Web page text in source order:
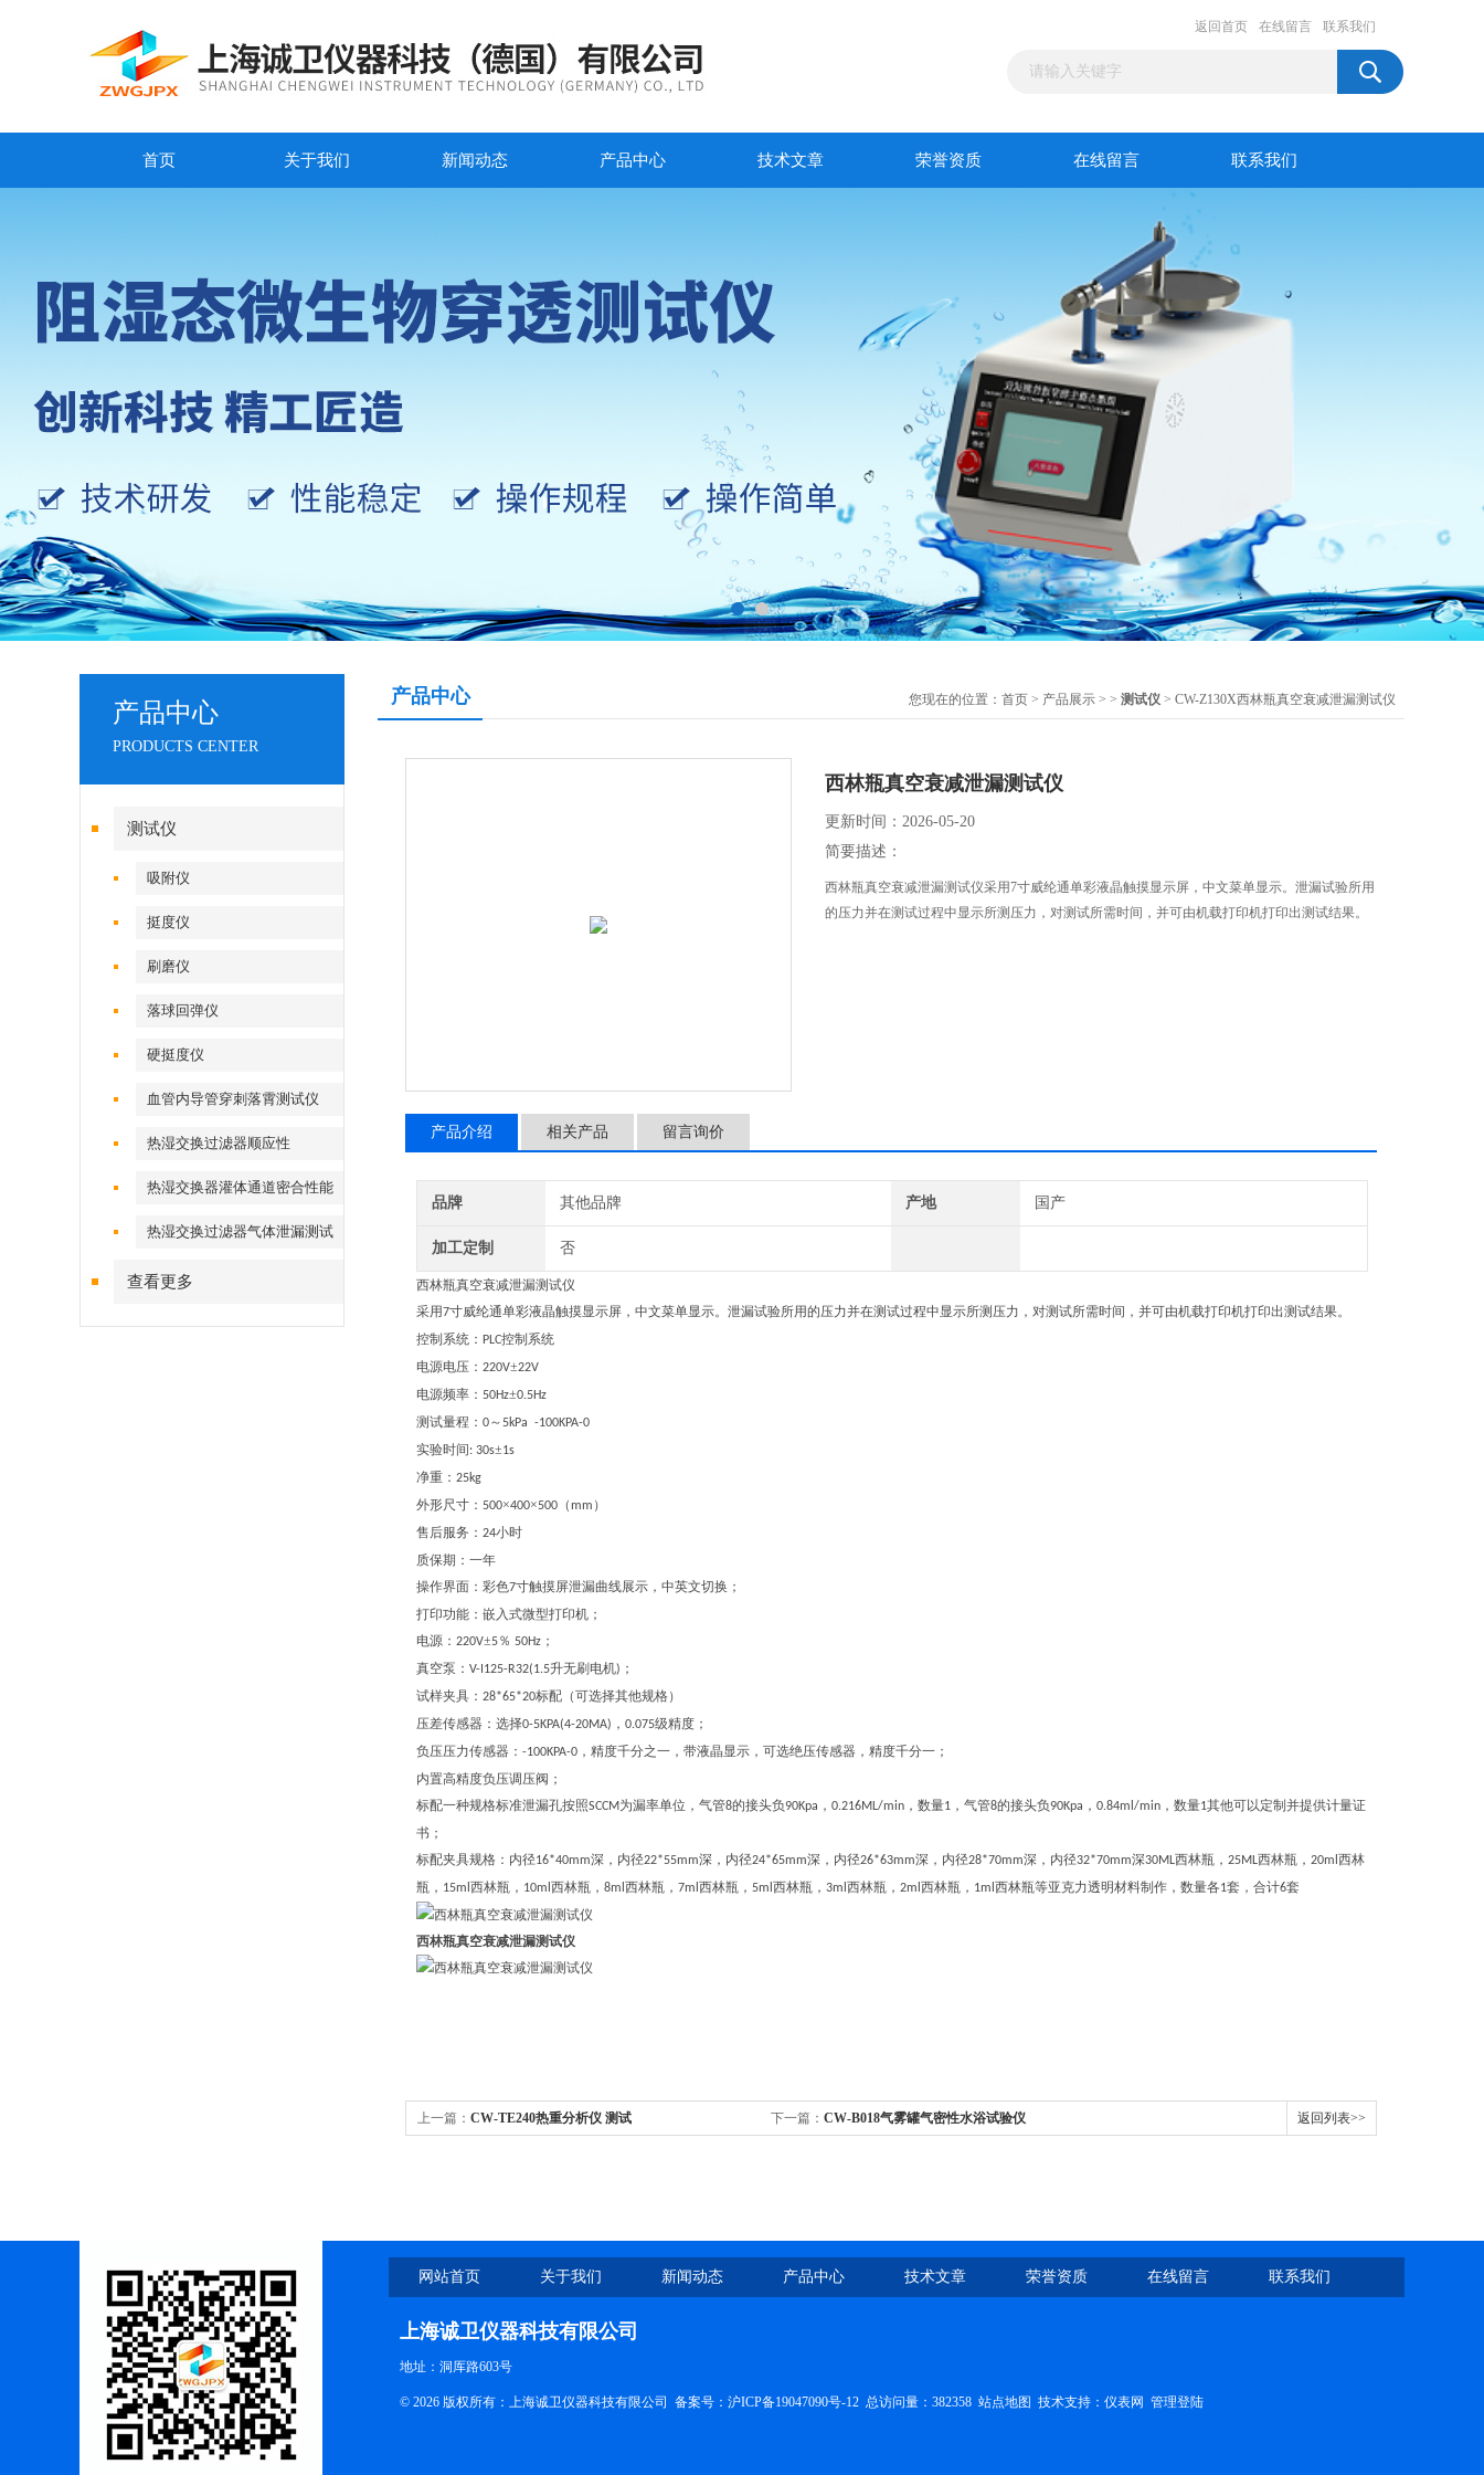
返回首页 在线留言 联系我们
首页 关于我们 新闻动态 产品中心 技术文章 荣誉资质 在线留言 联系我们
产品中心
PRODUCTS CENTER
测试仪
吸附仪
挺度仪
刷磨仪
落球回弹仪
硬挺度仪
血管内导管穿刺落霄测试仪
热湿交换过滤器顺应性
热湿交换器灌体通道密合性能
热湿交换过滤器气体泄漏测试
查看更多
产品中心 您现在的位置： 首页 > 产品展示 > > 测试仪 > CW-Z130X西林瓶真空衰减泄漏测试仪
西林瓶真空衰减泄漏测试仪
更新时间：2026-05-20
简要描述：
西林瓶真空衰减泄漏测试仪采用7寸威纶通单彩液晶触摸显示屏，中文菜单显示。泄漏试验所用
的压力并在测试过程中显示所测压力，对测试所需时间，并可由机载打印机打印出测试结果。
产品介绍 相关产品 留言询价
品牌 其他品牌 产地 国产
加工定制 否
西林瓶真空衰减泄漏测试仪
采用7寸威纶通单彩液晶触摸显示屏，中文菜单显示。泄漏试验所用的压力并在测试过程中显示所测压力，对测试所需时间，并可由机载打印机打印出测试结果。
控制系统： PLC控制系统
电源电压： 220V±22V
电源频率： 50Hz±0.5Hz
测试量程： 0～5kPa -100KPA-0
实验时间 : 30s±1s
净重： 25kg
外形尺寸： 500×400×500 （mm ）
售后服务： 24小时
质保期：一年
操作界面：彩色7寸触摸屏泄漏曲线展示，中英文切换；
打印功能：嵌入式微型打印机；
电源： 220V±5％ 50Hz ；
真空泵： V-I125-R32(1.5升无刷电机) ；
试样夹具： 28*65*20标配（可选择其他规格）
压差传感器：选择0-5KPA(4-20MA) ， 0.075级精度；
负压压力传感器： -100KPA-0 ，精度千分之一，带液晶显示，可选绝压传感器，精度千分一；
内置高精度负压调压阀；
标配一种规格标准泄漏孔按照SCCM为漏率单位，气管8的接头负90Kpa ， 0.216ML/min ，数量1 ，气管8的接头负90Kpa ， 0.84ml/min ，数量1其他可以定制并提供计量证
书；
标配夹具规格：内径16*40mm深，内径22*55mm深，内径24*65mm深，内径26*63mm深，内径28*70mm深，内径32*70mm深30ML西林瓶， 25ML西林瓶， 20ml 西林
瓶， 15ml 西林瓶， 10ml 西林瓶， 8ml 西林瓶， 7ml 西林瓶， 5ml 西林瓶， 3ml 西林瓶， 2ml 西林瓶， 1ml 西林瓶等亚克力透明材料制作，数量各1套，合计6套
西林瓶真空衰减泄漏测试仪
上一篇： CW-TE240热重分析仪 测试 下一篇： CW-B018气雾罐气密性水浴试验仪 返回列表>>
网站首页 关于我们 新闻动态 产品中心 技术文章 荣誉资质 在线留言 联系我们
上海诚卫仪器科技有限公司
地址：洞厍路603号
© 2026 版权所有：上海诚卫仪器科技有限公司 备案号：沪ICP备19047090号-12 总访问量：382358 站点地图 技术支持： 仪表网 管理登陆